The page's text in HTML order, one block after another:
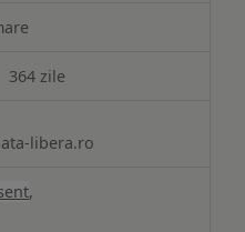
364 zile
libera.ro
,